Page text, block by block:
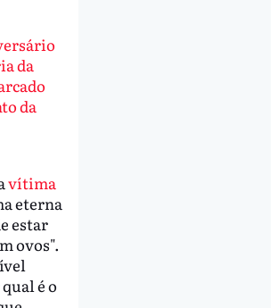
da
da
vítima
eterna
estar
ovos".
é o